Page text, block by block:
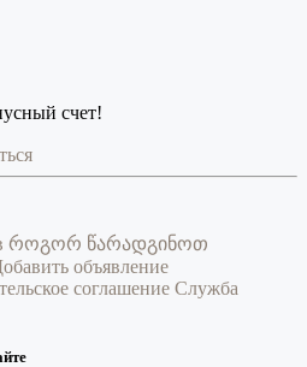
счет!
როგორ წარადგინოთ
объявление
соглашение Служба